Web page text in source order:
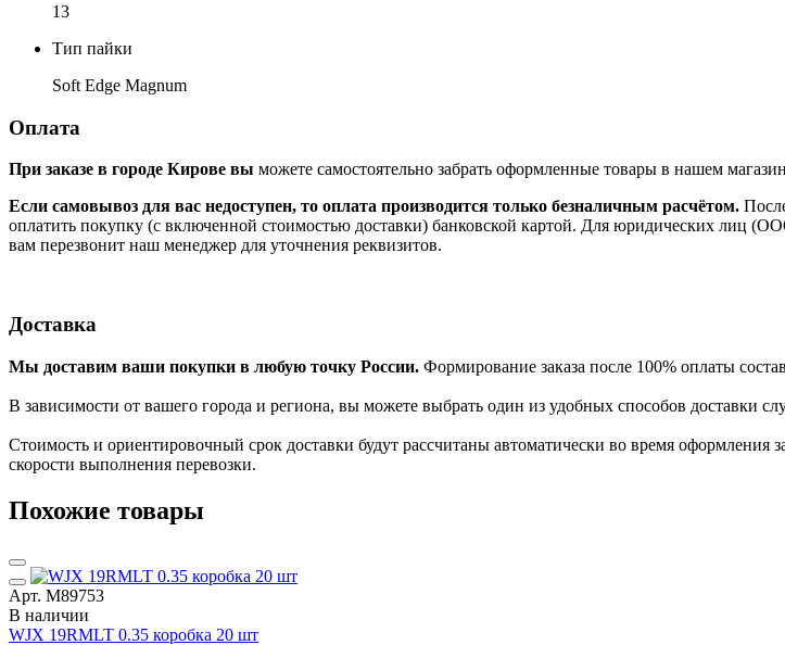
13
Тип пайки
Soft Edge Magnum
Оплата
При заказе в городе Кирове вы можете самостоятельно забрать оформленные товары в нашем
Если самовывоз для вас недоступен, то оплата производится только безналичным расчётом.
оплатить покупку (с включенной стоимостью доставки) банковской картой. Для юридических лиц
вам перезвонит наш менеджер для уточнения реквизитов.
Доставка
Мы доставим ваши покупки в любую точку России. Формирование заказа после 100% оплаты
В зависимости от вашего города и региона, вы можете выбрать один из удобных способов
Стоимость и ориентировочный срок доставки будут рассчитаны автоматически во время
скорости выполнения перевозки.
Похожие товары
Арт. М89753
В наличии
WJX 19RMLT 0.35 коробка 20 шт